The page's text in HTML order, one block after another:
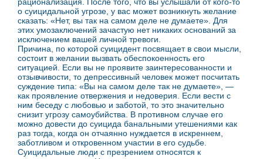
о суицидальной угрозе, у вас может возникнуть желание
сказать: «Нет, вы так на самом деле не думаете». Для
этих умозаключений зачастую нет никаких оснований за
исключением вашей личной тревоги.
Причина, по которой суицидент посвящает в свои мысли,
состоит в желании вызвать обеспокоенность его
ситуацией. Если вы не проявите заинтересованности и
отзывчивости, то депрессивный человек может посчитать
суждение типа: «Вы на самом деле так не думаете», —
как проявление отвержения и недоверия. Если вести с
ним беседу с любовью и заботой, то это значительно
снизит угрозу самоубийства. В противном случае его
можно довести до суицида банальными утешениями как
раз тогда, когда он отчаянно нуждается в искреннем,
заботливом и откровенном участии в его судьбе.
Суицидальные люди с презрением относятся к